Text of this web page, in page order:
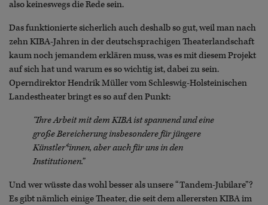
also keineswegs die Rede sein.
Das funktionierte sicherlich auch deshalb so gut, weil man nach
zehn KIBA-Jahren in der deutschsprachigen Theaterlandschaft
kaum noch jemandem erklären muss, was es mit diesem Projekt
auf sich hat und warum es so wichtig ist, dabei zu sein.
Operndirektor Hendrik Müller vom Schleswig-Holsteinischen
Landestheater bringt es so auf den Punkt:
“Ihre Arbeit mit dem KIBA ist spannend und eine
große Bereicherung insbesondere für jüngere
Künstler*innen, aber auch für uns in den
Institutionen.”
Und wer wüsste das wohl besser als unsere “Tandem-Jubilare”?
Es gibt nämlich einige Theater, die seit dem allerersten KIBA im